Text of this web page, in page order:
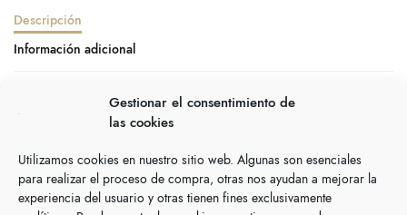
Gestionar el consentimiento de
las cookies
Utilizamos cookies en nuestro sitio web. Algunas son esenciales
para realizar el proceso de compra, otras nos ayudan a mejorar la
experiencia del usuario y otras tienen fines exclusivamente
Descripción
Información adicional
Fabricado en España.